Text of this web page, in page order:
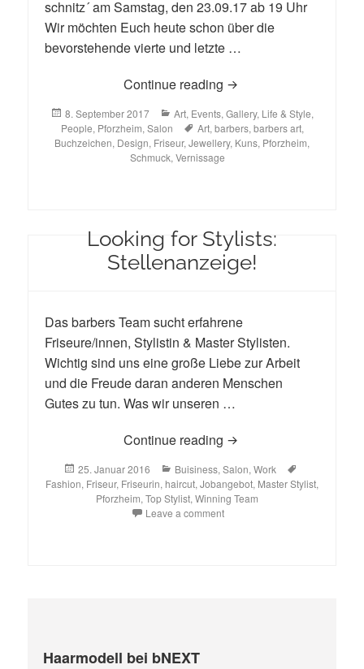
schnitz´ am Samstag, den 23.09.17 ab 19 Uhr
Wir möchten Euch heute schon über die
bevorstehende vierte und letzte …
Continue reading ` der kosmische
Posted
on
8. September 2017 Categories
Art, Events, Gallery, Life & Style,
People, Pforzheim, Salon Tags
Art, barbers, barbers art,
Buchzeichen, Design, Friseur, Jewellery, Kuns, Pforzheim,
Schmuck, Vernissage
Looking for Stylists:
Stellenanzeige!
Das barbers Team sucht erfahrene
Friseure/innen, Stylistin & Master Stylisten.
Wichtig sind uns eine große Liebe zur Arbeit
und die Freude daran anderen Menschen
Gutes zu tun. Was wir unseren …
Continue reading Looking for Stylists:
Posted
on
25. Januar 2016 Categories
Buisiness, Salon, Work
Fashion, Friseur, Friseurin, haircut, Jobangebot, Master Stylist,
Pforzheim, Top Stylist, Winning Team
Leave a comment
Haarmodell bei bNEXT